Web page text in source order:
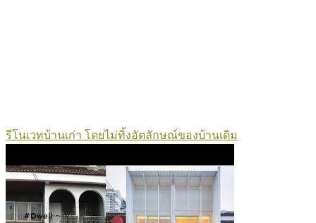
รีโนเวทบ้านเก่า โดยไม่ทิ้งอัตลักษณ์ของบ้านเดิม